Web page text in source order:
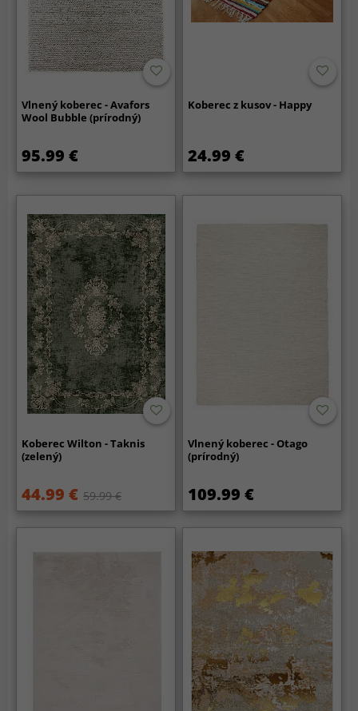
Vlnený koberec - Avafors
Wool Bubble (prírodný)
95.99 €
Koberec z kusov - Happy
24.99 €
Koberec Wilton - Taknis
(zelený)
44.99 € 59.99 €
Vlnený koberec - Otago
(prírodný)
109.99 €